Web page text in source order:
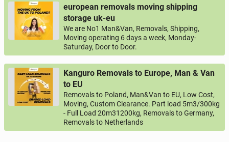
european removals moving shipping
storage uk-eu
We are No1 Man&Van, Removals, Shipping,
Moving operating 6 days a week, Monday-
Saturday, Door to Door.
Kanguro Removals to Europe, Man & Van
to EU
Removals to Poland, Man&Van to EU, Low Cost,
Moving, Custom Clearance. Part load 5m3/300kg
- Full Load 20m31200kg, Removals to Germany,
Removals to Netherlands